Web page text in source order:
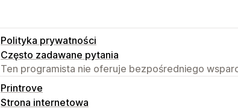
Polityka prywatności
Często zadawane pytania
Ten programista nie oferuje bezpośredniego
Printrove
Strona internetowa